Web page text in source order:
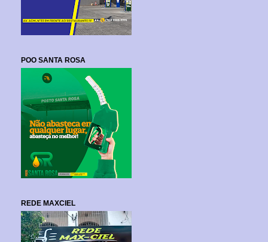
POO SANTA ROSA
REDE MAXCIEL